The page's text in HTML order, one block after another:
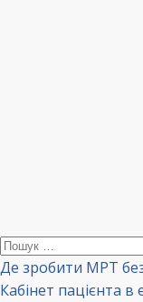
Пошук:
Де зробити МРТ
Кабінет пацієнта